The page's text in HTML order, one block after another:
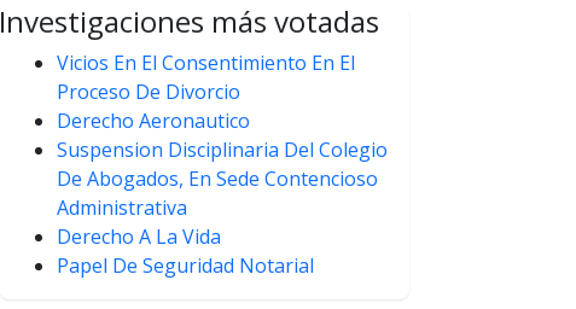
Investigaciones más votadas
Vicios En El Consentimiento En El
Proceso De Divorcio
Derecho Aeronautico
Suspension Disciplinaria Del Colegio
De Abogados, En Sede Contencioso
Administrativa
Derecho A La Vida
Papel De Seguridad Notarial